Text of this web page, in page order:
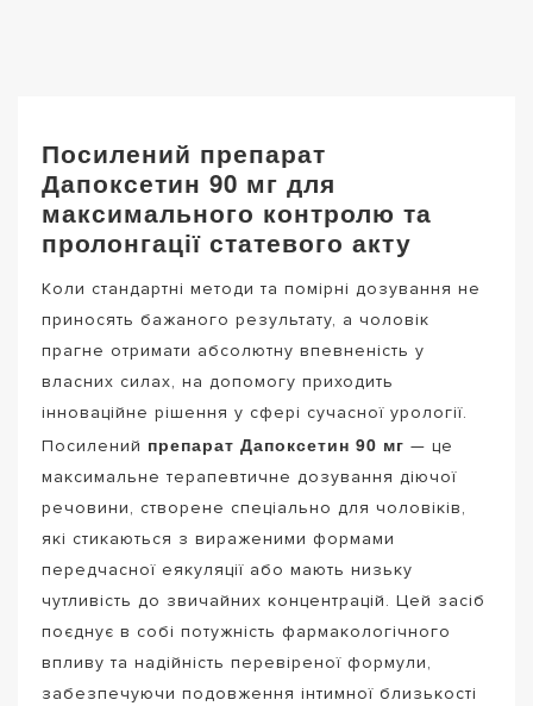
Посилений препарат
Дапоксетин 90 мг для
максимального контролю та
пролонгації статевого акту
Коли стандартні методи та помірні дозування не
приносять бажаного результату, а чоловік
прагне отримати абсолютну впевненість у
власних силах, на допомогу приходить
інноваційне рішення у сфері сучасної урології.
Посилений препарат Дапоксетин 90 мг — це
максимальне терапевтичне дозування діючої
речовини, створене спеціально для чоловіків,
які стикаються з вираженими формами
передчасної еякуляції або мають низьку
чутливість до звичайних концентрацій. Цей засіб
поєднує в собі потужність фармакологічного
впливу та надійність перевіреної формули,
забезпечуючи подовження інтимної близькості